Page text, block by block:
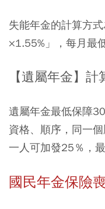
失能年金的計算方
×1.55%」，每月最
【遺屬年金】計
遺屬年金最低保障
資格、順序，同一
一人可加發25％，
國民年金保險